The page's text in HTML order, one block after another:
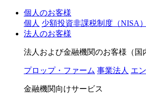
個人のお客様
個人 少額投資非課税制度（NISA）
法人のお客様
法人および金融機関のお客様（国
プロップ・ファーム 事業法人 エ
金融機関向けサービス